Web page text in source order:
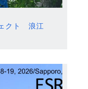
クト 浪江